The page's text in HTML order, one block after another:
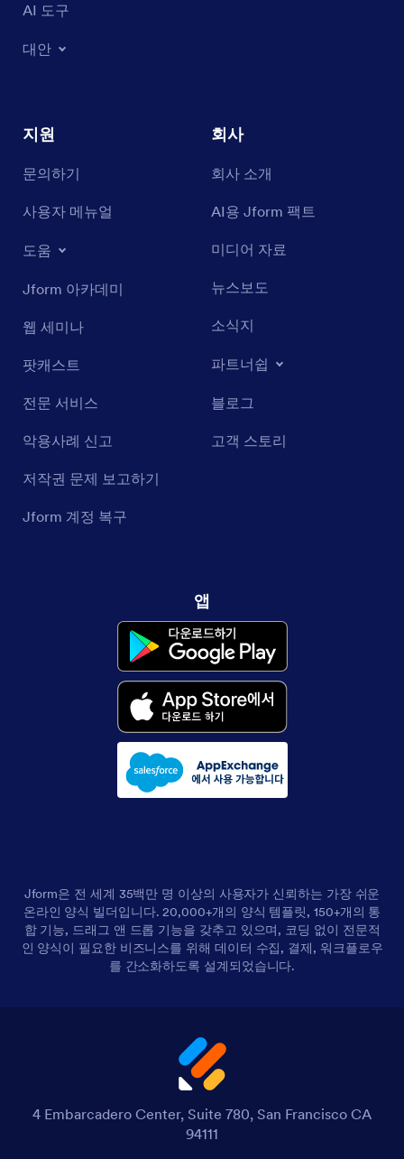
AI 도구
대안
지원
문의하기
사용자 메뉴얼
도움
Jform 아카데미
웹 세미나
팟캐스트
전문 서비스
악용사례 신고
저작권 문제 보고하기
Jform 계정 복구
회사
회사 소개
AI용 Jform 팩트
미디어 자료
뉴스보도
소식지
파트너쉽
블로그
고객 스토리
앱
Jform은 전 세계 35백만 명 이상의 사용자가 신뢰하는 가장 쉬운
온라인 양식 빌더입니다. 20,000+개의 양식 템플릿, 150+개의 통
합 기능, 드래그 앤 드롭 기능을 갖추고 있으며, 코딩 없이 전문적
인 양식이 필요한 비즈니스를 위해 데이터 수집, 결제, 워크플로우
를 간소화하도록 설계되었습니다.
4 Embarcadero Center, Suite 780, San Francisco CA
94111